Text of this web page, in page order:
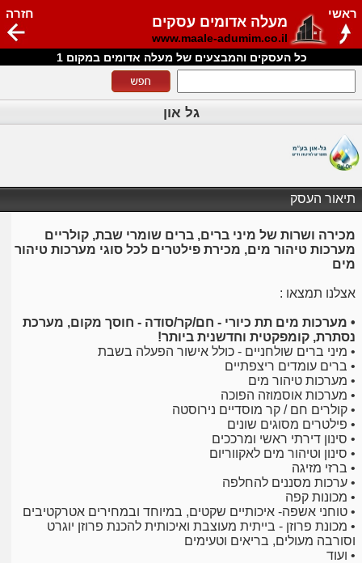
מעלה אדומים עסקים
www.maale-adumim.co.il
חזרה ראשי
כל העסקים והמבצעים של מעלה אדומים במקום 1
גל און
תיאור העסק
מכירה ושרות של מיני ברים, ברים שומרי שבת, קולריים
מערכות טיהור מים, מכירת פילטרים לכל סוגי מערכות טיהור
מים
אצלנו תמצאו :
• מערכות מים תת כיורי - חם/קר/סודה - חוסך מקום, מערכת
נסתרת, קומפקטית וחדשנית ביותר!
• מיני ברים שולחניים - כולל אישור הפעלה בשבת
• ברים עומדים ריצפתיים
• מערכות טיהור מים
• מערכות אוסמוזה הפוכה
• קולרים חם / קר מוסדיים נירוסטה
• פילטרים מסוגים שונים
• סינון דירתי ראשי ומרככים
• סינון וטיהור מים לאקווריום
• ברזי מזיגה
• ערכות מסננים להחלפה
• מכונות קפה
• טוחני אשפה- איכותיים שקטים, במיוחד ובמחירים אטרקטיבים
• מכונת פרוזן - בייתית מעוצבת ואיכותית להכנת פרוזן יוגרט
וסורבה מעולים, בריאים וטעימים
• ועוד